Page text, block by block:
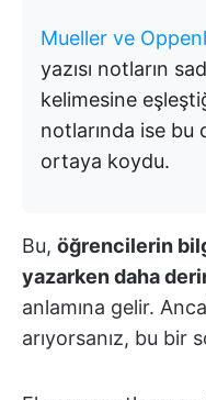
Mueller ve
yazısı notların
kelimesine
notlarında ise bu
ortaya koydu.
Bu, öğrencilerin
yazarken daha
anlamına gelir.
arıyorsanız, bu bir